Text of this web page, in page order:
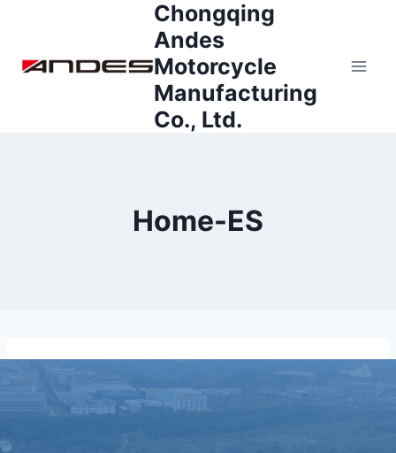
contenido
Chongqing
Andes
Motorcycle
Manufacturing
Co., Ltd.
Home-ES